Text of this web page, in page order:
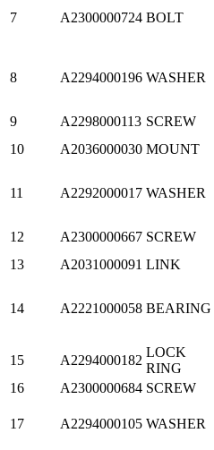
7 A2300000724 BOLT
8 A2294000196 WASHER
9 A2298000113 SCREW
10
A2036000030 MOUNT
11 A2292000017 WASHER
12 A2300000667 SCREW
13
A2031000091 LINK
14 A2221000058 BEARING
15 A2294000182
LOCK
RING
16
A2300000684 SCREW
17 A2294000105 WASHER